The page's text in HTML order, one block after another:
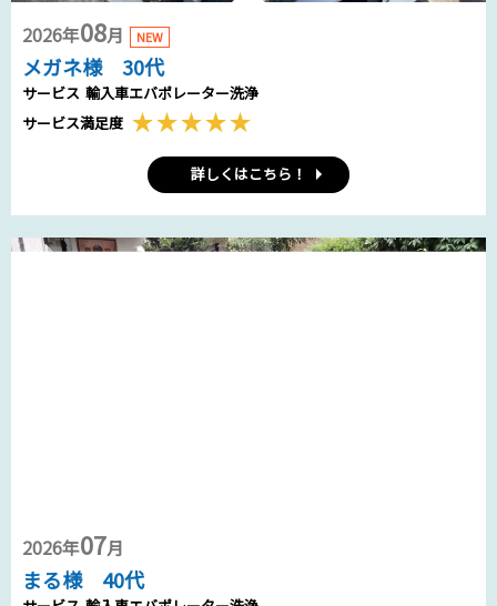
2026年08月 NEW
メガネ様 30代
サービス 輸入車エバポレーター洗浄
サービス満足度
詳しくはこちら！
2026年07月
まる様 40代